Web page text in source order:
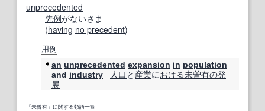
unprecedented
先例がないさま
(having no precedent)
用例
an unprecedented expansion in population
and industry 人口 と 産業における未曽有の発
展
「未曾有」に関する類語一覧